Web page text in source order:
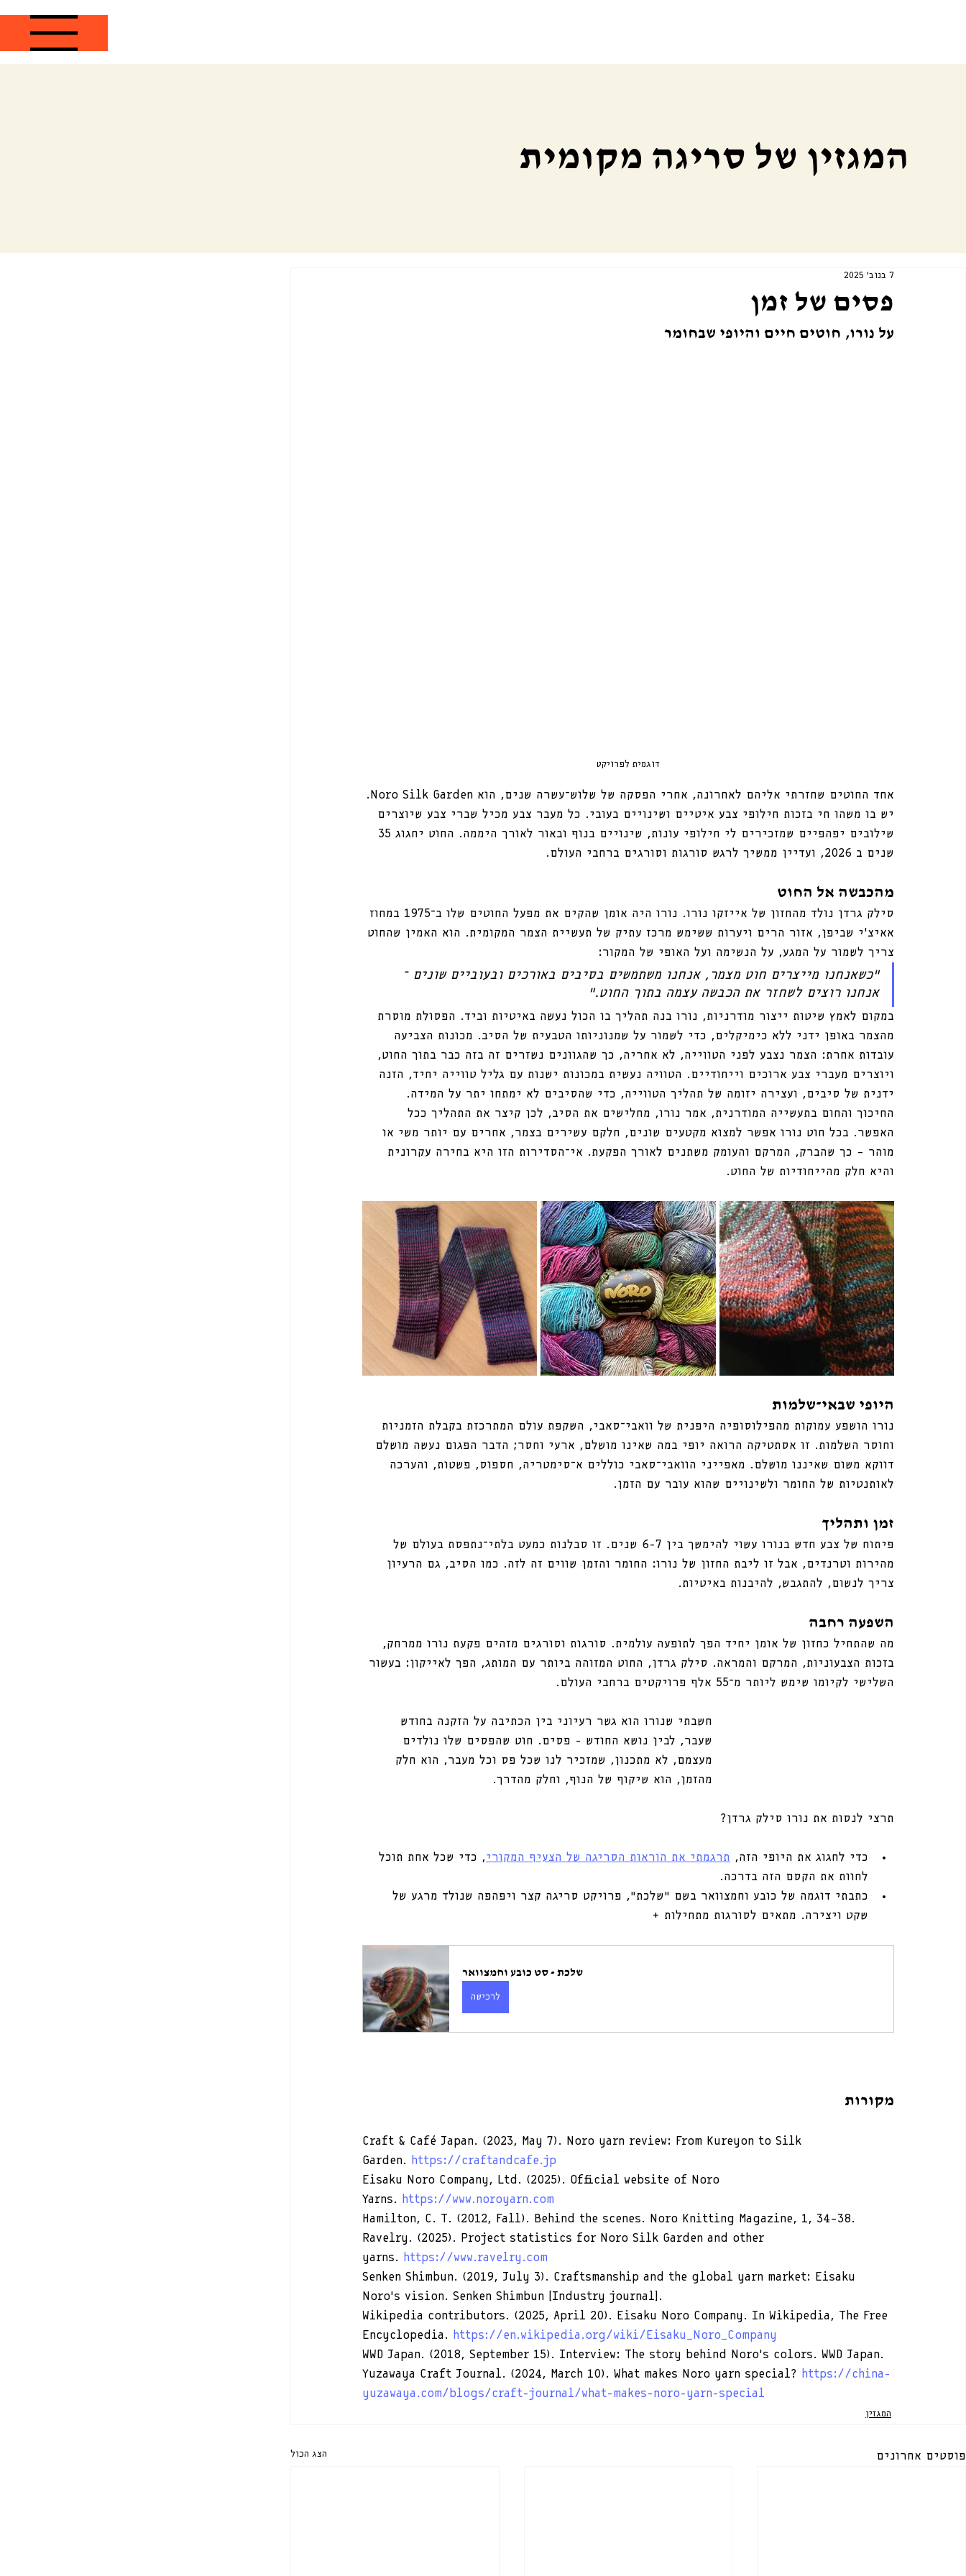
המגזין של סריגה מקומית
פסים של זמן
7 בנוב׳ 2025
על נורו, חוטים חיים והיופי שבחומר
דוגמית לפרויקט
אחד החוטים שחזרתי אליהם לאחרונה, אחרי הפסקה של שלוש־עשרה שנים, הוא Noro Silk Garden.
יש בו משהו חי בזכות חילופי צבע איטיים ושינויים בעובי. כל מעבר צבע מכיל שברי צבע שיוצרים
שנים ב 2026, ועדיין ממשיך לרגש סורגות וסורגים ברחבי העולם.
מהכבשה אל החוט
סילק גרדן נולד מהחזון של אייזקו נורו. נורו היה אומן שהקים את מפעל החוטים שלו ב־1975 במחוז
אאיצ’י שביפן, אזור הרים ויערות ששימש מרכז עתיק של תעשיית הצמר המקומית. הוא האמין שהחוט
צריך לשמור על המגע, על הנשימה ועל האופי של המקור:
“כשאנחנו מייצרים חוט מצמר, אנחנו משתמשים בסיבים באורכים ובעוביים שונים –
אנחנו רוצים לשחזר את הכבשה עצמה בתוך החוט.”
במקום לאמץ שיטות ייצור מודרניות, נורו בנה תהליך בו הכול נעשה באיטיות וביד. הפסולת מוסרת
מהצמר באופן ידני ללא כימיקלים, כדי לשמור על שמנוניותו הטבעית של הסיב. מכונות הצביעה
עובדות אחרת: הצמר נצבע לפני הטווייה, לא אחריה, כך שהגוונים נשזרים זה בזה כבר בתוך החוט,
ויוצרים מעברי צבע ארוכים וייחודיים. הטוויה נעשית במכונות ישנות עם גליל טווייה יחיד, הזנה
ידנית של סיבים, ועצירה יזומה של תהליך הטווייה, כדי שהסיבים לא ימתחו יתר על המידה.
החיכוך והחום בתעשייה המודרנית, אמר נורו, מחלישים את הסיב, לכן קיצר את התהליך ככל
האפשר. בכל חוט נורו אפשר למצוא מקטעים שונים, חלקם עשירים בצמר, אחרים עם יותר משי או
מוהר – כך שהברק, המרקם והעומק משתנים לאורך הפקעת. אי־הסדירות הזו היא בחירה עקרונית
והיא חלק מהייחודיות של החוט.
היופי שבאי־שלמות
נורו הושפע עמוקות מהפילוסופיה היפנית של וואבי־סאבי, השקפת עולם המתרכזת בקבלת הזמניות
וחוסר השלמות. זו אסתטיקה הרואה יופי במה שאינו מושלם, ארעי וחסר; הדבר הפגום נעשה מושלם
דווקא משום שאיננו מושלם. מאפייני הוואבי־סאבי כוללים א־סימטריה, חספוס, פשטות, והערכה
לאותנטיות של החומר ולשינויים שהוא עובר עם הזמן.
זמן ותהליך
פיתוח של צבע חדש בנורו עשוי להימשך בין 6-7 שנים. זו סבלנות כמעט בלתי־נתפסת בעולם של
מהירות וטרנדים, אבל זו ליבת החזון של נורו: החומר והזמן שווים זה לזה. כמו הסיב, גם הרעיון
צריך לנשום, להתגבש, להיבנות באיטיות.
השפעה רחבה
מה שהתחיל כחזון של אומן יחיד הפך לתופעה עולמית. סורגות וסורגים מזהים פקעת נורו ממרחק,
בזכות הצבעוניות, המרקם והמראה. סילק גרדן, החוט המזוהה ביותר עם המותג, הפך לאייקון: בעשור
השלישי לקיומו שימש ליותר מ־55 אלף פרויקטים ברחבי העולם.
חשבתי שנורו הוא גשר רעיוני בין הכתיבה על הזקנה בחודש
שעבר, לבין נושא החודש - פסים. חוט שהפסים שלו נולדים
מעצמם, לא מתכנון, שמזכיר לנו שכל פס וכל מעבר, הוא חלק
מהזמן, הוא שיקוף של הנוף, וחלק מהדרך.
תרצי לנסות את נורו סילק גרדן?
כדי לחגוג את היופי הזה, תרגמתי את הוראות הסריגה של הצעיף המקורי, כדי שכל אחת תוכל
לחוות את הקסם הזה בדרכה.
כתבתי דוגמה של כובע וחמצוואר בשם ״שלכת״, פרויקט סריגה קצר ויפהפה שנולד מרגע של
שקט ויצירה. מתאים לסורגות מתחילות +
שלכת - סט כובע וחמצוואר
לרכישה
מקורות
Craft & Café Japan. (2023, May 7). Noro yarn review: From Kureyon to Silk
Garden. https://craftandcafe.jp
Eisaku Noro Company, Ltd. (2025). Official website of Noro
Yarns. https://www.noroyarn.com
Hamilton, C. T. (2012, Fall). Behind the scenes. Noro Knitting Magazine, 1, 34–38.
Ravelry. (2025). Project statistics for Noro Silk Garden and other
yarns. https://www.ravelry.com
Senken Shimbun. (2019, July 3). Craftsmanship and the global yarn market: Eisaku
Noro’s vision. Senken Shimbun [Industry journal].
Wikipedia contributors. (2025, April 20). Eisaku Noro Company. In Wikipedia, The Free
Encyclopedia. https://en.wikipedia.org/wiki/Eisaku_Noro_Company
WWD Japan. (2018, September 15). Interview: The story behind Noro’s colors. WWD Japan.
Yuzawaya Craft Journal. (2024, March 10). What makes Noro yarn special? https://china-
yuzawaya.com/blogs/craft-journal/what-makes-noro-yarn-special
המגזין
פוסטים אחרונים הצג הכול